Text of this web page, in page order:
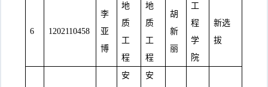
6 1202110458
李
亚
博
地
质
工
程
地
质
工
程
胡
新
丽
工
程
学
院
新选
拔
安
安